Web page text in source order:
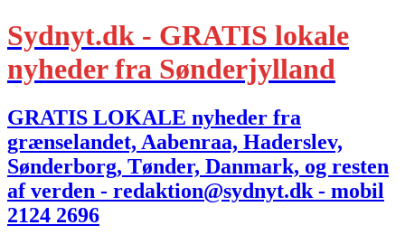
Sydnyt.dk - GRATIS lokale
nyheder fra Sønderjylland
GRATIS LOKALE nyheder fra
grænselandet, Aabenraa, Haderslev,
Sønderborg, Tønder, Danmark, og resten
af verden - redaktion@sydnyt.dk - mobil
2124 2696